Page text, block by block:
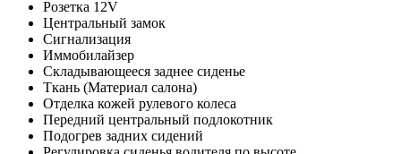
Розетка 12V
Центральный замок
Сигнализация
Иммобилайзер
Складывающееся заднее сиденье
Ткань (Материал салона)
Отделка кожей рулевого колеса
Передний центральный подлокотник
Подогрев задних сидений